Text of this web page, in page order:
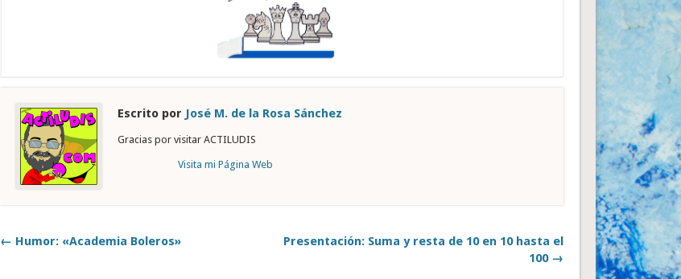
Escrito por José M. de la Rosa Sánchez
Gracias por visitar ACTILUDIS
Visita mi Página Web
← Humor: «Academia Boleros»
Presentación: Suma y resta de 10 en 10 hasta el
100 →